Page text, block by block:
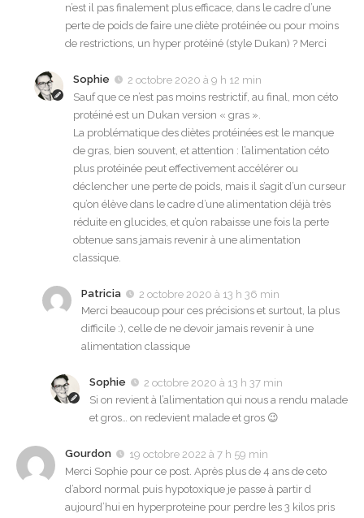
n’est il pas finalement plus efficace, dans le cadre d’une
perte de poids de faire une diète protéinée ou pour moins
de restrictions, un hyper protéiné (style Dukan) ? Merci
Sophie
2 octobre 2020 à 9 h 12 min
Sauf que ce n’est pas moins restrictif, au final, mon céto
protéiné est un Dukan version « gras ».
La problématique des diètes protéinées est le manque
de gras, bien souvent, et attention : l’alimentation céto
plus protéinée peut effectivement accélérer ou
déclencher une perte de poids, mais il s’agit d’un curseur
qu’on élève dans le cadre d’une alimentation déjà très
réduite en glucides, et qu’on rabaisse une fois la perte
obtenue sans jamais revenir à une alimentation
classique.
Patricia
2 octobre 2020 à 13 h 36 min
Merci beaucoup pour ces précisions et surtout, la plus
difficile :), celle de ne devoir jamais revenir à une
alimentation classique
Sophie
2 octobre 2020 à 13 h 37 min
Si on revient à l’alimentation qui nous a rendu malade
et gros… on redevient malade et gros 😉
Gourdon
19 octobre 2022 à 7 h 59 min
Merci Sophie pour ce post. Après plus de 4 ans de ceto
d’abord normal puis hypotoxique je passe à partir d
aujourd’hui en hyperproteine pour perdre les 3 kilos pris